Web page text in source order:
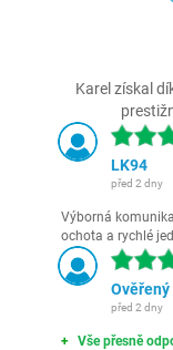
Karel získal
LK94
před 2 dny
Výborná
ochota a rychlé
před 2 dny
Vše přesně